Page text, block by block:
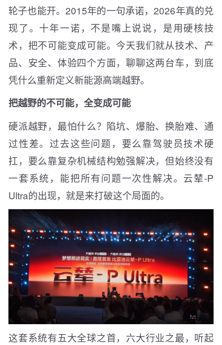
轮子也能开。2015年的一句承诺，2026年真的兑
现了。十年一诺，不是嘴上说说，是用硬核技
术，把不可能变成可能。今天我们就从技术、产
品、安全、体验四个方面，聊聊这两台车，到底
凭什么重新定义新能源高端越野。
把越野的不可能，全变成可能
硬派越野，最怕什么？陷坑、爆胎、换胎难、通
过性差。过去这些问题，要么靠驾驶员技术硬
扛，要么靠复杂机械结构勉强解决，但始终没有
一套系统，能把所有问题一次性解决。云辇-P
Ultra的出现，就是来打破这个局面的。
这套系统有五大全球之首，六大行业之最，听起